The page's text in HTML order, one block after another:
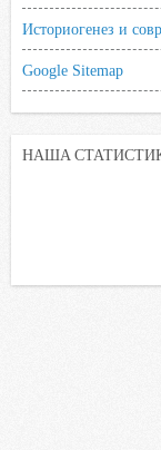
Историогенез и
Google Sitemap
НАША